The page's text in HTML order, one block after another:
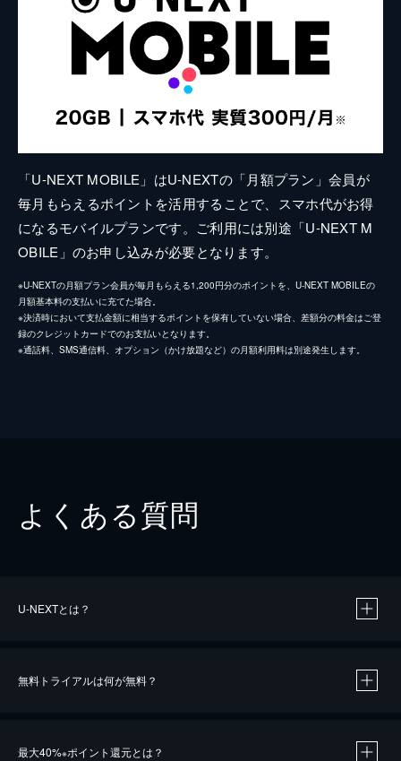
「U-NEXT MOBILE」はU-NEXTの「月額プラン」会員が
毎月もらえるポイントを活用することで、スマホ代がお得
になるモバイルプランです。ご利用には別途「U-NEXT M
OBILE」のお申し込みが必要となります。
※U-NEXTの月額プラン会員が毎月もらえる1,200円分のポイントを、U-NEXT MOBILEの
月額基本料の支払いに充てた場合。
※決済時において支払金額に相当するポイントを保有していない場合、差額分の料金はご登
録のクレジットカードでのお支払いとなります。
※通話料、SMS通信料、オプション（かけ放題など）の月額利用料は別途発生します。
よくある質問
U-NEXTとは？
無料トライアルは何が無料？
最大40%※ポイント還元とは？